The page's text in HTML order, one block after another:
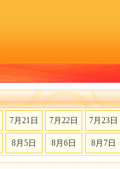
7月21日 7月22日 7月23日
8月5日 8月6日 8月7日